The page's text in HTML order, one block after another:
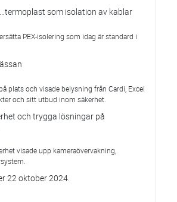
som isolation av kablar
PEX-isolering som idag är standard i
plats och visade belysning från Cardi, Excel
och sitt utbud inom säkerhet.
och trygga lösningar på
visade upp kameraövervakning,
22 oktober 2024.